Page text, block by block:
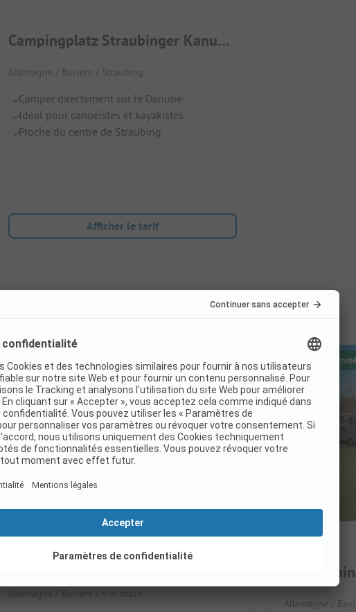
Campingplatz Straubinger Kanuclub
Allemagne / Bavière / Straubing
Camper directement sur le Danube
Idéal pour canoéistes et kayakistes
Proche du centre de Straubing
Afficher le tarif
Réservation immédiate
KNAUS Campingpark Viechtach
Allemagne / Bavière / Viechtach
Réservation
Allemagne /